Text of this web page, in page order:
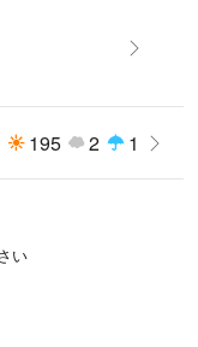
ざいます。
ご理解いただけますよう
195 2 1
い